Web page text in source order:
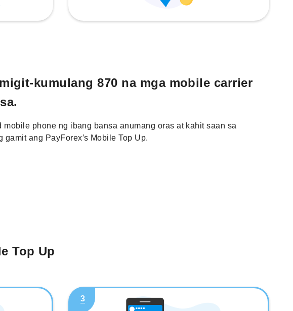
kumulang 870 na mga mobile carrier
mobile phone ng ibang bansa anumang oras at kahit saan sa
gamit ang PayForex′s Mobile Top Up.
Top Up
3